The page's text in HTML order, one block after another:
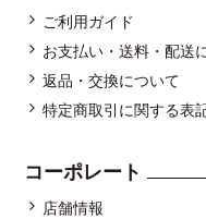
ご利用ガイド
お支払い・送料・配送
返品・交換について
特定商取引に関する表
コーポレート
店舗情報